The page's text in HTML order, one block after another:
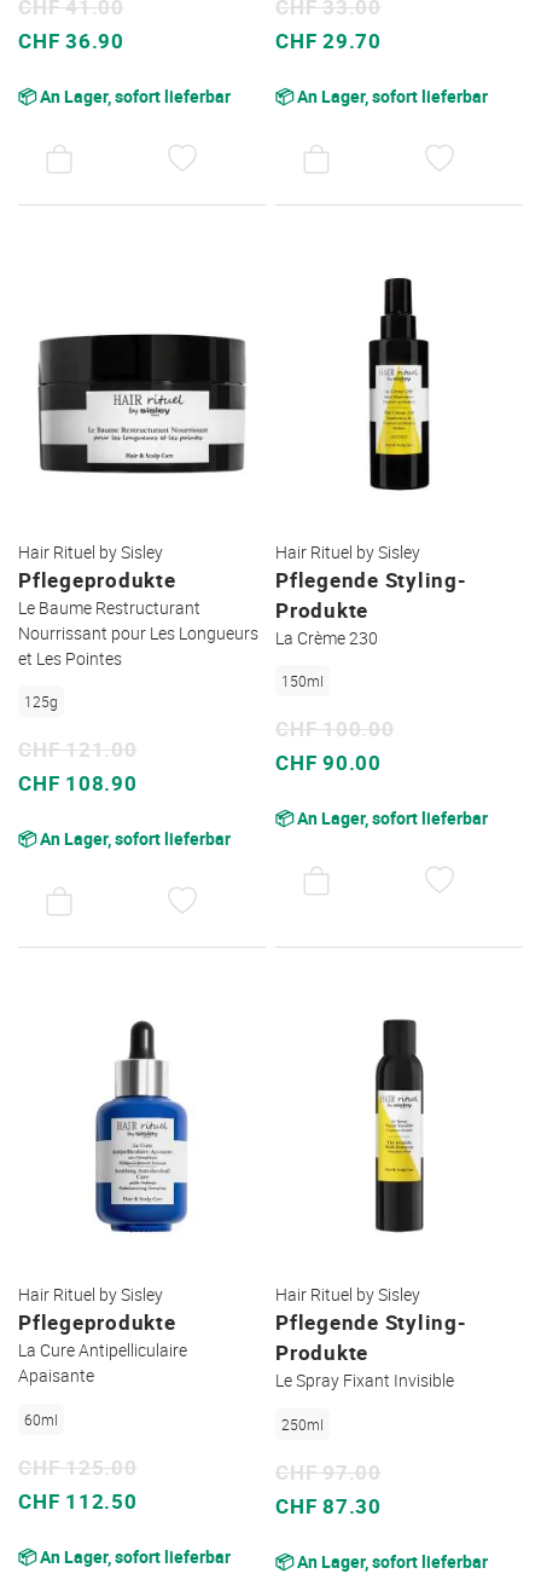
Sonderpreis
CHF 36.90
CHF 41.00
📦 An Lager, sofort lieferbar
Sonderpreis
CHF 29.70
CHF 33.00
📦 An Lager, sofort lieferbar
Hair Rituel by Sisley
Pflegeprodukte
Le Baume Restructurant
Nourrissant pour Les Longueurs
et Les Pointes
125g
Sonderpreis
CHF 108.90
CHF 121.00
📦 An Lager, sofort lieferbar
Hair Rituel by Sisley
Pflegende Styling-
Produkte
La Crème 230
150ml
Sonderpreis
CHF 90.00
CHF 100.00
📦 An Lager, sofort lieferbar
Hair Rituel by Sisley
Pflegeprodukte
La Cure Antipelliculaire
Apaisante
60ml
Sonderpreis
CHF 112.50
CHF 125.00
📦 An Lager, sofort lieferbar
Hair Rituel by Sisley
Pflegende Styling-
Produkte
Le Spray Fixant Invisible
250ml
Sonderpreis
CHF 87.30
CHF 97.00
📦 An Lager, sofort lieferbar